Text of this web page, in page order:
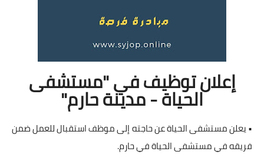
إعلان توظيف في "مستشفى
الحياة - مدينة حارم"
• يعلن مستشفى الحياة عن حاجته إلى موظف استقبال للعمل ضمن
فريقه في مستشفى الحياة في حارم.